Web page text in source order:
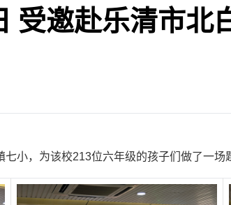
受邀赴乐清市北
小，为该校213位六年级的孩子们做了一场